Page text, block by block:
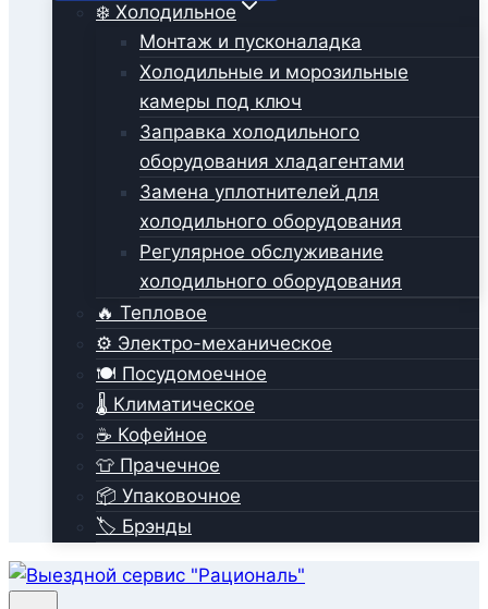
❄️ Холодильное
Монтаж и пусконаладка
Холодильные и морозильные
камеры под ключ
Заправка холодильного
оборудования хладагентами
Замена уплотнителей для
холодильного оборудования
Регулярное обслуживание
холодильного оборудования
🔥 Тепловое
⚙️ Электро-механическое
🍽️ Посудомоечное
🌡️ Климатическое
☕ Кофейное
👕 Прачечное
📦 Упаковочное
🏷️ Брэнды